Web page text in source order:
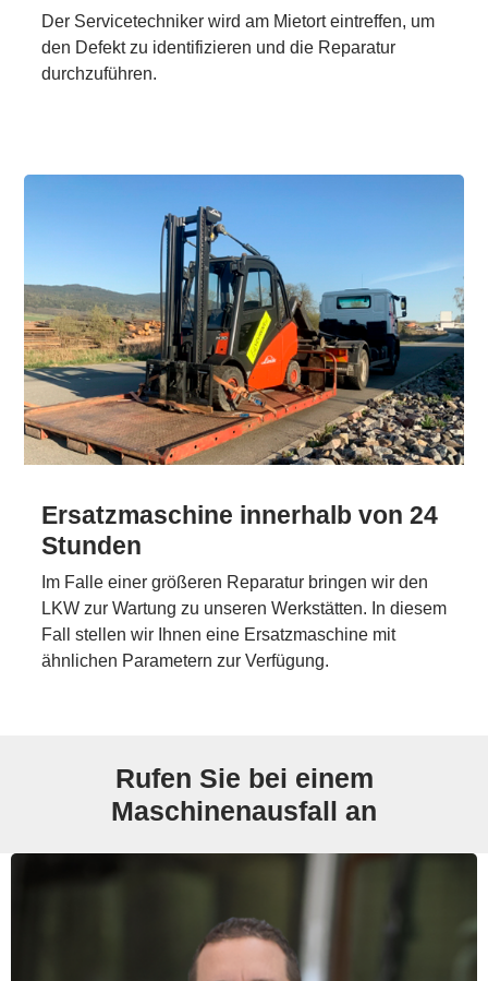
Der Servicetechniker wird am Mietort eintreffen, um
den Defekt zu identifizieren und die Reparatur
durchzuführen.
Ersatzmaschine innerhalb von 24
Stunden
Im Falle einer größeren Reparatur bringen wir den
LKW zur Wartung zu unseren Werkstätten. In diesem
Fall stellen wir Ihnen eine Ersatzmaschine mit
ähnlichen Parametern zur Verfügung.
Rufen Sie bei einem
Maschinenausfall an